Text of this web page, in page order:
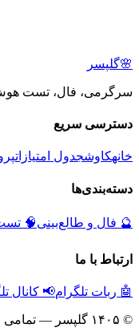
🌸گلپسر
سرگرمی، فال، تست
دسترسی سریع
خانهکاوشجدول امتیازات
دسته‌بندی‌ها
🔮 فال و طالع‌بینی🧠
ارتباط با ما
🤖 ربات تلگرام📢 کانال
© ۱۴۰۵ گلپسر — تمامی حقوق محفوظ است